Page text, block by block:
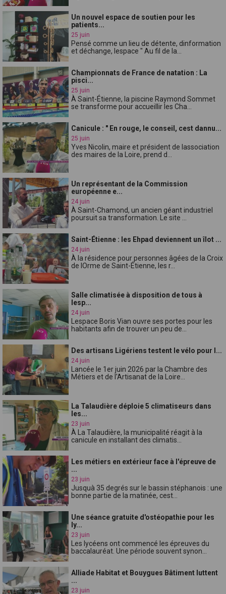
Un nouvel espace de soutien pour les
patients...
25 juin
Pensé comme un lieu de détente, dinformation
et déchange, lespace " Au fil de la...
Championnats de France de natation : La
pisci...
25 juin
À Saint-Étienne, la piscine Raymond Sommet
se transforme pour accueillir les Cha...
Canicule : " En rouge, le conseil, cest dannu...
25 juin
Yves Nicolin, maire et président de lassociation
des maires de la Loire, prend d...
Un représentant de la Commission
européenne e...
24 juin
À Saint-Chamond, un ancien géant industriel
poursuit sa transformation. Le site ...
Saint-Étienne : les Ehpad deviennent un îlot ...
24 juin
À la résidence pour personnes âgées de la Croix
de lOrme de Saint-Étienne, les r...
Salle climatisée à disposition de tous à
lesp...
24 juin
Lespace Boris Vian ouvre ses portes pour les
habitants afin de trouver un peu de...
Des artisans Ligériens testent le vélo pour l...
24 juin
Lancée le 1er juin 2026 par la Chambre des
Métiers et de l'Artisanat de la Loire...
La Talaudière déploie 5 climatiseurs dans
les...
23 juin
À La Talaudière, la municipalité réagit à la
canicule en installant des climatis...
Les métiers en extérieur face à l'épreuve de
...
23 juin
Jusquà 35 degrés sur le bassin stéphanois : une
bonne partie de la matinée, cest...
Une séance gratuite d'ostéopathie pour les
ly...
23 juin
Les lycéens ont commencé les épreuves du
baccalauréat. Une période souvent synon...
Alliade Habitat et Bouygues Bâtiment luttent
...
23 juin